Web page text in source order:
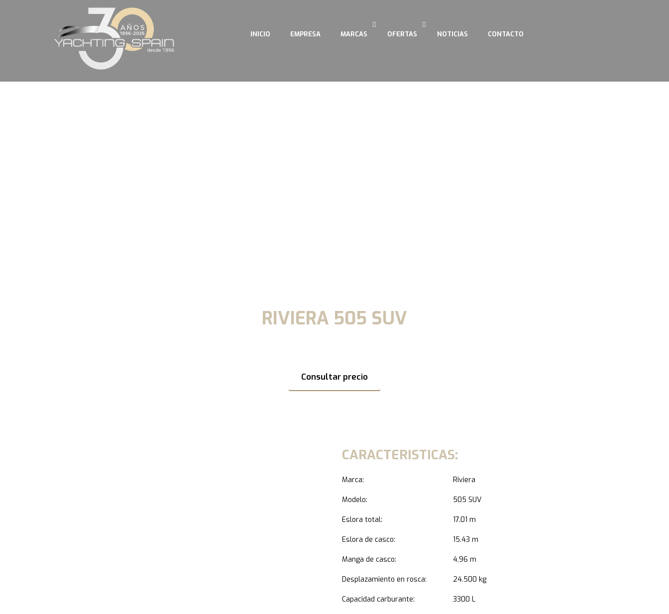
INICIO EMPRESA MARCAS OFERTAS NOTICIAS CONTACTO
RIVIERA 505 SUV
Consultar precio
CARACTERISTICAS:
Marca: Riviera
Modelo: 505 SUV
Eslora total: 17.01 m
Eslora de casco: 15.43 m
Manga de casco: 4,96 m
Desplazamiento en rosca: 24.500 kg
Capacidad carburante: 3300 L